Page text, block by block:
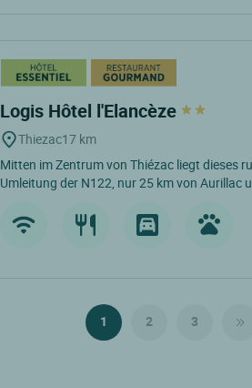
Logis Hôtel l'Elancèze
Thiezac17 km
Mitten im Zentrum von Thiézac liegt dieses
Umleitung der N122, nur 25 km von Aurillac
1 2 3